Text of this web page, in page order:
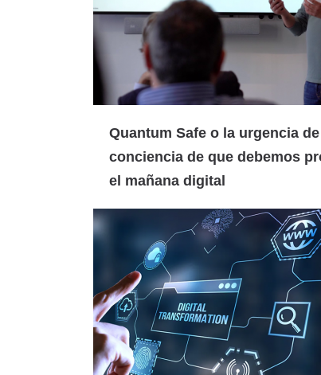
Quantum Safe o la urgencia
conciencia de que debemos
el mañana digital